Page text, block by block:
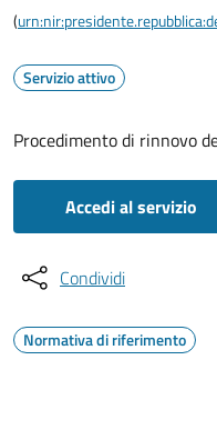
(
Servizio attivo
Procedimento di rinnovo
Accedi al servizio
Condividi
Normativa di riferimento